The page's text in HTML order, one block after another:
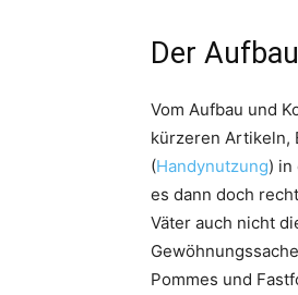
Der Aufbau
Vom Aufbau und
kürzeren Artikeln,
(Handynutzung) in
es dann doch
Väter auch nicht
Pommes und